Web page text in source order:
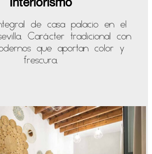
de casa palacio en el
Carácter tradicional con
que aportan color y
frescura.